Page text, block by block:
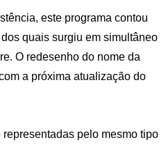
este programa contou
quais surgiu em simultâneo
O redesenho do nome da
a próxima atualização do
pelo mesmo tipo